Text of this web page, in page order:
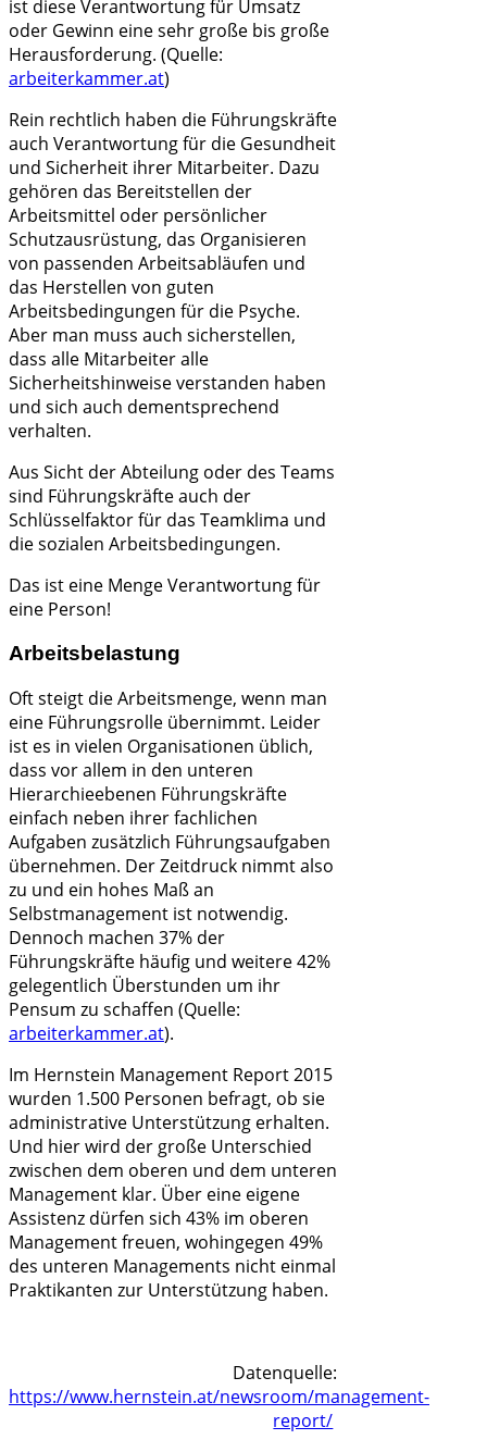
ist diese Verantwortung für Umsatz
oder Gewinn eine sehr große bis große
Herausforderung. (Quelle:
arbeiterkammer.at)
Rein rechtlich haben die Führungskräfte
auch Verantwortung für die Gesundheit
und Sicherheit ihrer Mitarbeiter. Dazu
gehören das Bereitstellen der
Arbeitsmittel oder persönlicher
Schutzausrüstung, das Organisieren
von passenden Arbeitsabläufen und
das Herstellen von guten
Arbeitsbedingungen für die Psyche.
Aber man muss auch sicherstellen,
dass alle Mitarbeiter alle
Sicherheitshinweise verstanden haben
und sich auch dementsprechend
verhalten.
Aus Sicht der Abteilung oder des Teams
sind Führungskräfte auch der
Schlüsselfaktor für das Teamklima und
die sozialen Arbeitsbedingungen.
Das ist eine Menge Verantwortung für
eine Person!
Arbeitsbelastung
Oft steigt die Arbeitsmenge, wenn man
eine Führungsrolle übernimmt. Leider
ist es in vielen Organisationen üblich,
dass vor allem in den unteren
Hierarchieebenen Führungskräfte
einfach neben ihrer fachlichen
Aufgaben zusätzlich Führungsaufgaben
übernehmen. Der Zeitdruck nimmt also
zu und ein hohes Maß an
Selbstmanagement ist notwendig.
Dennoch machen 37% der
Führungskräfte häufig und weitere 42%
gelegentlich Überstunden um ihr
Pensum zu schaffen (Quelle:
arbeiterkammer.at).
Im Hernstein Management Report 2015
wurden 1.500 Personen befragt, ob sie
administrative Unterstützung erhalten.
Und hier wird der große Unterschied
zwischen dem oberen und dem unteren
Management klar. Über eine eigene
Assistenz dürfen sich 43% im oberen
Management freuen, wohingegen 49%
des unteren Managements nicht einmal
Praktikanten zur Unterstützung haben.
Datenquelle:
https://www.hernstein.at/newsroom/management-
report/